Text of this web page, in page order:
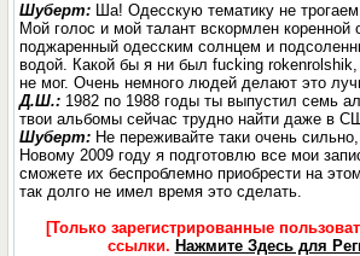
Шуберт: Ша! Одесскую тематику не
Мой голос и мой талант вскормлен коренной
поджаренный одесским солнцем и
водой. Какой бы я ни был fucking
не мог. Очень немного людей делают это
Д.Ш.: 1982 по 1988 годы ты выпустил семь
твои альбомы сейчас трудно найти даже в
Шуберт: Не переживайте таки очень
Новому 2009 году я подготовлю все мои
сможете их беспроблемно приобрести на
так долго не имел время это сделать.
[Только зарегистрированные
ссылки. Нажмите Здесь для